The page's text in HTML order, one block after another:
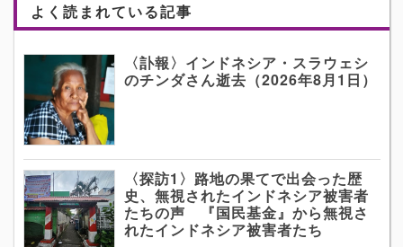
よく読まれている記事
〈訃報〉インドネシア・スラウェシ
のチンダさん逝去（2026年8月1日）
〈探訪1〉路地の果てで出会った歴
史、無視されたインドネシア被害者
たちの声 『国民基金』から無視さ
れたインドネシア被害者たち